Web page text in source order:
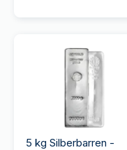
5 kg Silberbarren -